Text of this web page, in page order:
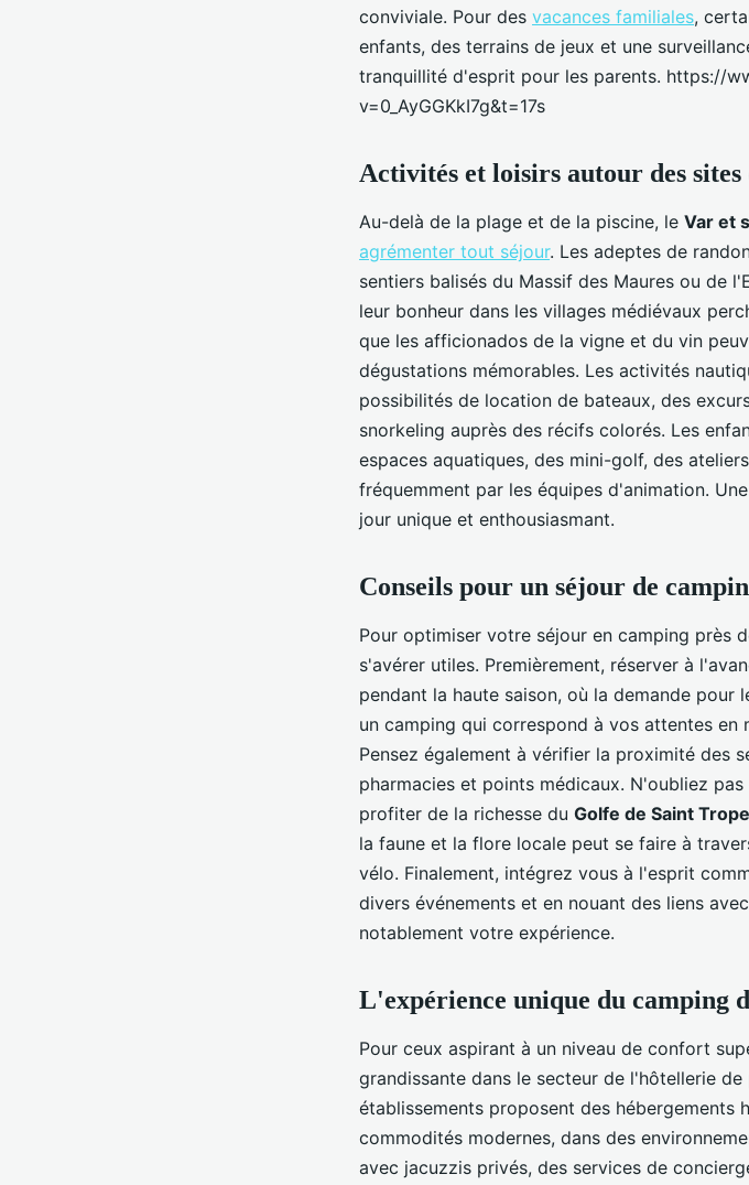
conviviale. Pour des vacances familiales,
enfants, des terrains de jeux et une
tranquillité d'esprit pour les parents. https://
v=0_AyGGKkI7g&t=17s
Activités et loisirs autour des
Au-delà de la plage et de la piscine, le Var et
agrémenter tout séjour. Les adeptes de
sentiers balisés du Massif des Maures ou de
leur bonheur dans les villages médiévaux
que les afficionados de la vigne et du vin
dégustations mémorables. Les activités
possibilités de location de bateaux, des
snorkeling auprès des récifs colorés. Les
espaces aquatiques, des mini-golf, des
fréquemment par les équipes d'animation.
jour unique et enthousiasmant.
Conseils pour un séjour de
Pour optimiser votre séjour en camping près
s'avérer utiles. Premièrement, réserver à
pendant la haute saison, où la demande pour
un camping qui correspond à vos attentes
Pensez également à vérifier la proximité des
pharmacies et points médicaux. N'oubliez
profiter de la richesse du Golfe de Saint
la faune et la flore locale peut se faire à
vélo. Finalement, intégrez vous à l'esprit
divers événements et en nouant des liens
notablement votre expérience.
L'expérience unique du camping
Pour ceux aspirant à un niveau de confort
grandissante dans le secteur de l'hôtellerie
établissements proposent des hébergements
commodités modernes, dans des
avec jacuzzis privés, des services de